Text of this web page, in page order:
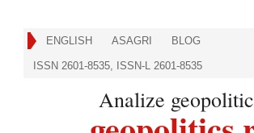
ENGLISH ASAGRI BLOG
ISSN 2601-8535, ISSN-L 2601-8535
Analize